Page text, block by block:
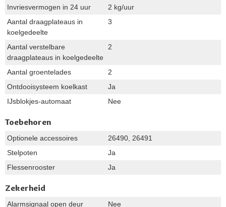
Invriesvermogen in 24 uur
2 kg/uur
Aantal draagplateaus in
koelgedeelte
3
Aantal verstelbare
draagplateaus in koelgedeelte
2
Aantal groentelades
2
Ontdooisysteem koelkast
Ja
IJsblokjes-automaat
Nee
Toebehoren
Optionele accessoires
26490, 26491
Stelpoten
Ja
Flessenrooster
Ja
Zekerheid
Alarmsignaal open deur Nee